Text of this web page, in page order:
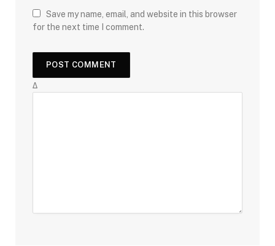
Save my name, email, and website in this browser
for the next time I comment.
Δ